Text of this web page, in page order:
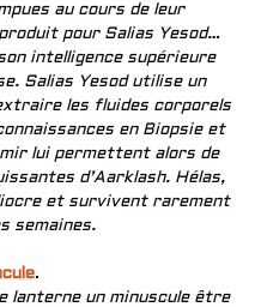
au cours de leur
pour Salias Yesod…
intelligence supérieure
Salias Yesod utilise un
les fluides corporels
en Biopsie et
lui permettent alors de
d’Aarklash. Hélas,
et survivent rarement
semaines.
.
lanterne un minuscule être